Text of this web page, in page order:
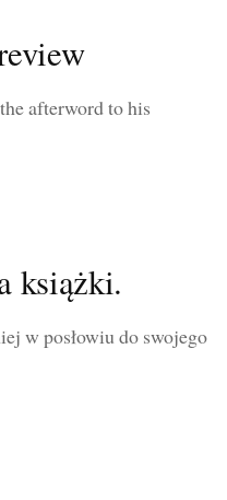
afterword to his
książki.
w posłowiu do swojego